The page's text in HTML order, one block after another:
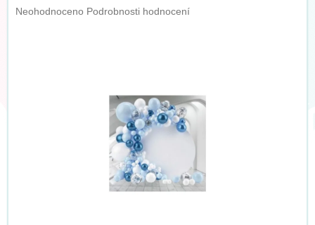
Průměrné
Neohodnoceno Podrobnosti hodnocení